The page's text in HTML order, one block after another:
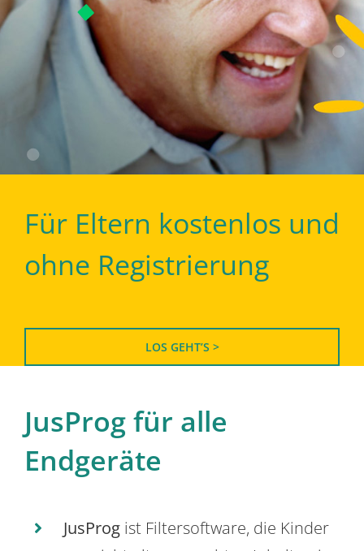
Für Eltern kostenlos und
ohne Registrierung
LOS GEHT’S >
JusProg für alle
Endgeräte
JusProg ist Filtersoftware, die Kinder